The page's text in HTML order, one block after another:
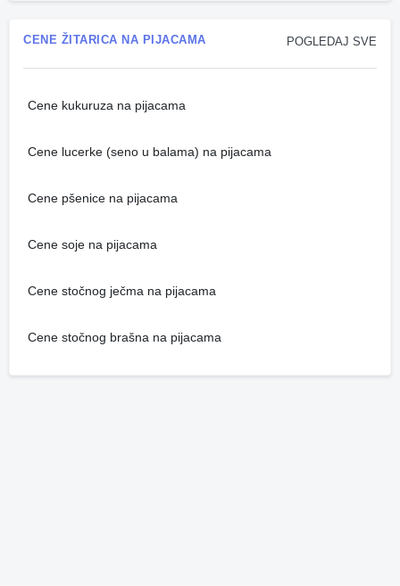
POGLEDAJ SVE
CENE ŽITARICA NA PIJACAMA
Cene kukuruza na pijacama
Cene lucerke (seno u balama) na pijacama
Cene pšenice na pijacama
Cene soje na pijacama
Cene stočnog ječma na pijacama
Cene stočnog brašna na pijacama